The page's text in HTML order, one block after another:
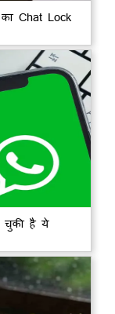
Chat Lock
चुकी है ये